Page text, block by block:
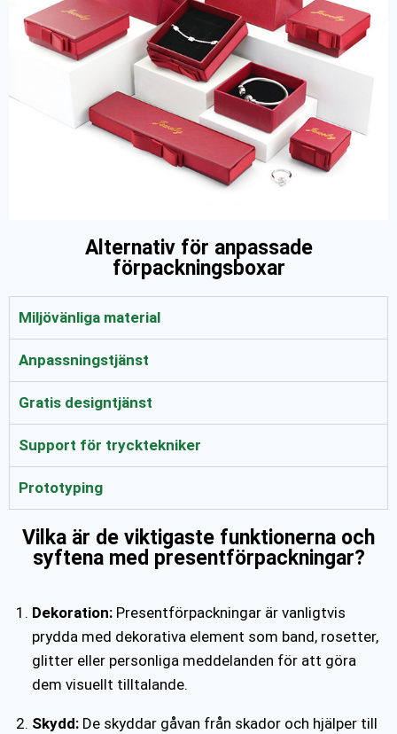
Alternativ för anpassade
förpackningsboxar
Miljövänliga material
Anpassningstjänst
Gratis designtjänst
Support för trycktekniker
Prototyping
Vilka är de viktigaste funktionerna och
syftena med presentförpackningar?
Dekoration:Presentförpackningar är vanligtvis
prydda med dekorativa element som band, rosetter,
glitter eller personliga meddelanden för att göra
dem visuellt tilltalande.
Skydd:De skyddar gåvan från skador och hjälper till